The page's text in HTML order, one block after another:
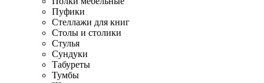
Пуфики
Стеллажи для книг
Столы и столики
Стулья
Сундуки
Табуреты
Тумбы